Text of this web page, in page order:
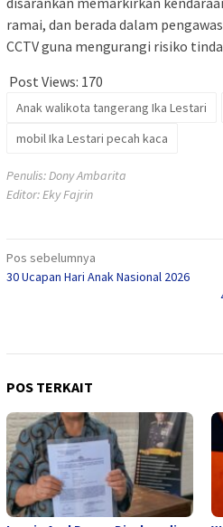
ramai, dan berada dalam
CCTV guna mengurangi risiko
Post Views: 170
Anak walikota tangerang Ika Lestari
mobil Ika Lestari pecah kaca
Penulis: Dony Ambarita
Editor: Eky Fajrin
Navigasi
pos
Pos sebelumnya
30 Ucapan Hari Anak Nasional 2026
POS TERKAIT